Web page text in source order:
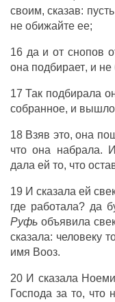
своим,сказав: пусть
не обижайтеее;
16 да и отснопов
она подбирает, и не
17 Так подбирала
собранное, и вышло
18 Взяв это, она
что она набрала.
дала ей то, что
19 Исказала ей
где работала? да
Руфь объявила
сказала: человеку
имя Вооз.
20 И сказала
Господа за то, что